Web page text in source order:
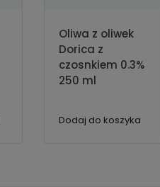
Oliwa z oliwek
Dorica z
czosnkiem 0.3%
250 ml
Dodaj do koszyka